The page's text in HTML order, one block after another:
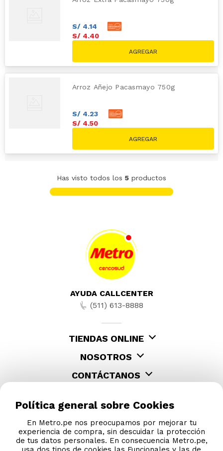
S/ 4.14
S/ 4.40
Arroz Añejo Pacasmayo 750g
S/ 4.23
S/ 4.50
Has visto todos los 5 productos
AYUDA CALLCENTER
(511) 613-8888
TIENDAS ONLINE
NOSOTROS
CONTÁCTANOS
Política general sobre Cookies
En Metro.pe nos preocupamos por mejorar tu
experiencia de compra, sin descuidar la protección
de tus datos personales. En consecuencia Metro.pe,